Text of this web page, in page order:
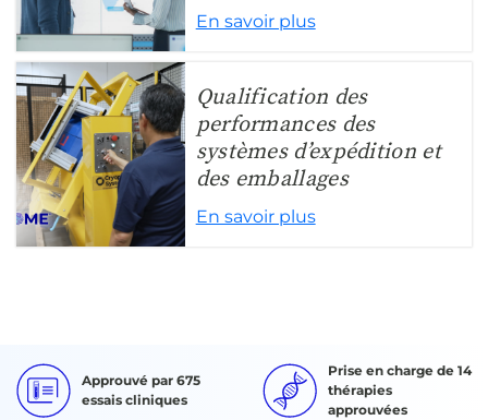
En savoir plus
Qualification des
performances des
systèmes d’expédition et
des emballages
En savoir plus
Approuvé par 675
essais cliniques
Prise en charge de 14
thérapies
approuvées